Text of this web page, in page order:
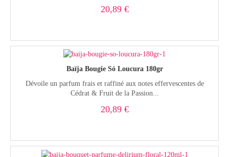
20,89 €
Baïja Bougie Só Loucura 180gr
Dévoile un parfum frais et raffiné aux notes effervescentes de
Cédrat & Fruit de la Passion...
20,89 €